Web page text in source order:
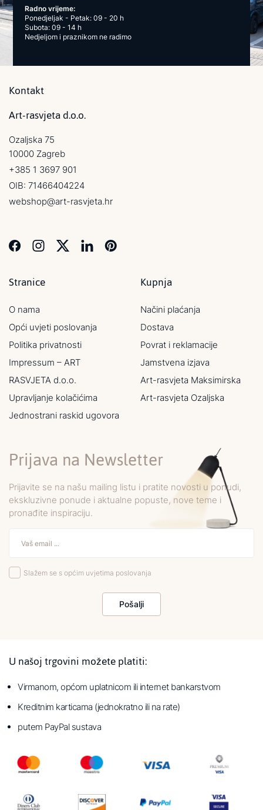
Radno vrijeme:
Ponedjeljak - Petak: 09 - 20 h
Subota: 09 - 14 h
Nedjeljom i praznikom ne radimo
Kontakt
Art-rasvjeta d.o.o.
Ozaljska 75
10000 Zagreb
+385 1 3697 901
OIB: 71466404224
webshop@art-rasvjeta.hr
Stranice
O nama
Opći uvjeti poslovanja
Politika privatnosti
Impressum – ART
RASVJETA d.o.o.
Upravljanje kolačićima
Jednostrani raskid ugovora
Kupnja
Načini plaćanja
Dostava
Povrat i reklamacije
Jamstvena izjava
Art-rasvjeta Maksimirska
Art-rasvjeta Ozaljska
Prijava na Newsletter
Prijavite se na našu mailing listu i pratite novosti u ponudi,
ekskluzivne ponude i aktualne popuste, nove teme i
pronađite inspiraciju.
Slažem se s općim uvjetima poslovanja
Pošalji
U našoj trgovini možete platiti:
Virmanom, općom uplatnicom ili internet bankarstvom
Kreditnim karticama (jednokratno ili na rate)
putem PayPal sustava